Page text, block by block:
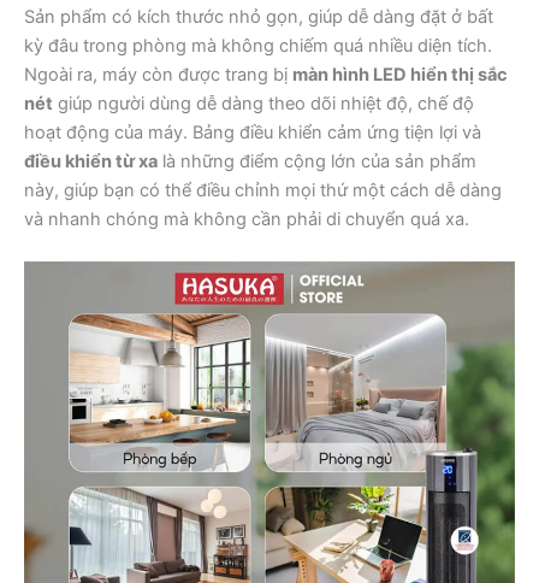
Sản phẩm có kích thước nhỏ gọn, giúp dễ dàng đặt ở bất
kỳ đâu trong phòng mà không chiếm quá nhiều diện tích.
Ngoài ra, máy còn được trang bị màn hình LED hiển thị sắc
nét giúp người dùng dễ dàng theo dõi nhiệt độ, chế độ
hoạt động của máy. Bảng điều khiển cảm ứng tiện lợi và
điều khiển từ xa là những điểm cộng lớn của sản phẩm
này, giúp bạn có thể điều chỉnh mọi thứ một cách dễ dàng
và nhanh chóng mà không cần phải di chuyển quá xa.